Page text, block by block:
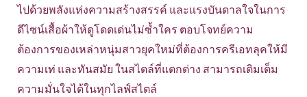
ไปด้วยพลังแห่งความสร้างสรรค์ และแรงบันดาลใจในการ
ดีไซน์เสื้อผ้าให้ดูโดดเด่นไม่ซ้ำใคร ตอบโจทย์ความ
ต้องการของเหล่าหนุ่มสาวยุคใหม่ที่ต้องการครีเอทลุคให้มี
ความเท่ และทันสมัย ในสไตล์ที่แตกต่าง สามารถเติมเต็ม
ความมั่นใจได้ในทุกไลฟ์สไตล์